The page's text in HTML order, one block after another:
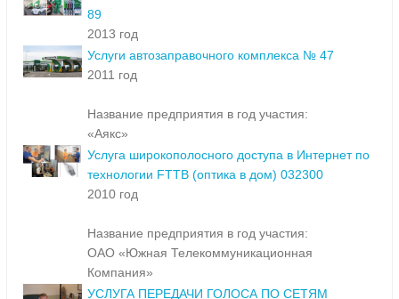
89
2013 год
Услуги автозаправочного комплекса № 47
2011 год
Название предприятия в год участия:
«Аякс»
Услуга широкополосного доступа в Интернет по
технологии FTTB (оптика в дом) 032300
2010 год
Название предприятия в год участия:
ОАО «Южная Телекоммуникационная
Компания»
УСЛУГА ПЕРЕДАЧИ ГОЛОСА ПО СЕТЯМ